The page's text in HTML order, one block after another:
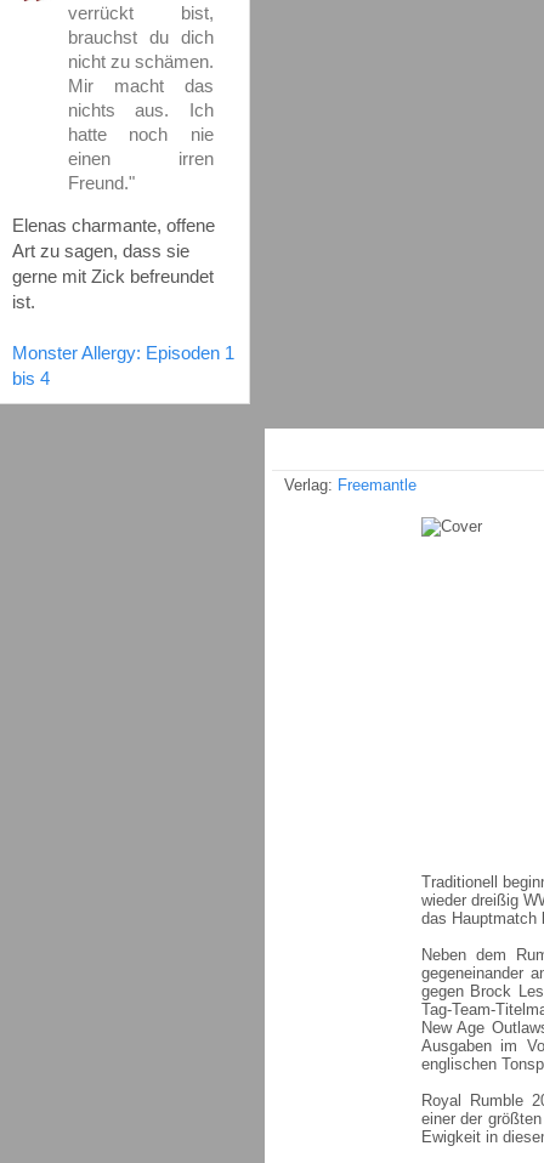
verrückt bist,
brauchst du dich
nicht zu schämen.
Mir macht das
nichts aus. Ich
hatte noch nie
einen irren
Freund."
Elenas charmante, offene
Art zu sagen, dass sie
gerne mit Zick befreundet
ist.
Monster Allergy: Episoden 1
bis 4
Verlag: Freemantle
Traditionell
wieder dreißig
das Hauptmatch
Neben dem
gegeneinander
gegen Brock
Tag-Team-
New Age
Ausgaben im
englischen
Royal Rumble
einer der
Ewigkeit in